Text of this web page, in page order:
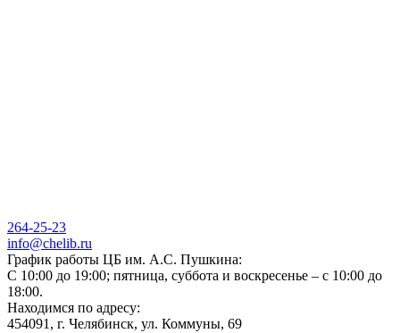
264-25-23
info@chelib.ru
График работы ЦБ им. А.С. Пушкина:
С 10:00 до 19:00; пятница, суббота и воскресенье – с 10:00 до
18:00.
Находимся по адресу:
454091, г. Челябинск, ул. Коммуны, 69